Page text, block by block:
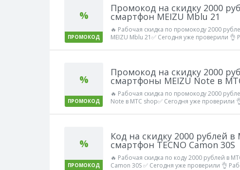
%
ПРОМОКОД
Промокод на скидку 2000
смартфон MEIZU Mblu 21
🔥 Рабочая скидка по промокоду 2000
MEIZU Mblu 21✅ Сегодня уже проверили 👌
%
ПРОМОКОД
Промокод на скидку 2000
смартфоны MEIZU Note в
🔥 Рабочая скидка по промокоду 2000
Note в МТС shop✅ Сегодня уже проверили
%
ПРОМОКОД
Код на скидку 2000 рублей
смартфон TECNO Camon 30S
🔥 Рабочая скидка по коду 2000 рублей в
Camon 30S ✅ Сегодня уже проверили 👌